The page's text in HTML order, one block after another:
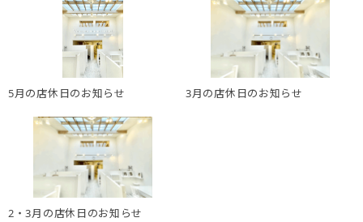
5月の店休日のお知らせ 3月の店休日のお知らせ
2・3月の店休日のお知らせ